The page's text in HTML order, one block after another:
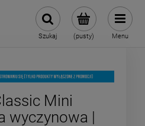
(pusty)
Szukaj Menu
Mini
wyczynowa |